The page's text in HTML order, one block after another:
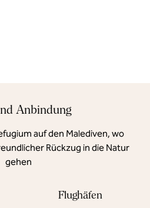
Anbindung
auf den Malediven, wo
Rückzug in die Natur
gehen
Flughäfen